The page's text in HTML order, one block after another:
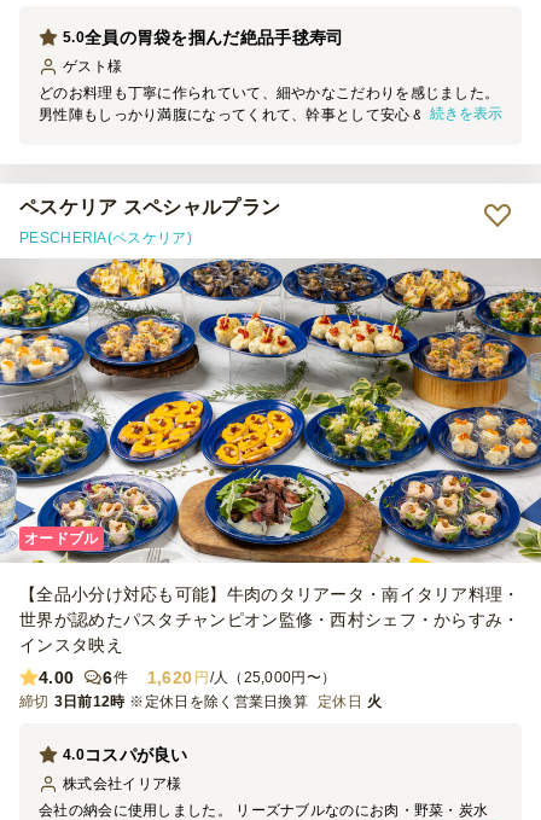
全員の胃袋を掴んだ絶品手毬寿司
5.0
ゲスト 様
どのお料理も丁寧に作られていて、細やかなこだわりを感じました。
男性陣もしっかり満腹になってくれて、幹事として安心＆大満足で
続きを表示
ペスケリア スペシャルプラン
PESCHERIA(ペスケリア)
オードブル
【全品小分け対応も可能】牛肉のタリアータ・南イタリア料理・
世界が認めたパスタチャンピオン監修・西村シェフ・からすみ・
インスタ映え
4.00
6件 1,620 円/人（25,000円〜）
締切 3日前12時 ※定休日を除く営業日換算 定休日 火
コスパが良い
4.0
株式会社イリア様
会社の納会に使用しました。 リーズナブルなのにお肉・野菜・炭水